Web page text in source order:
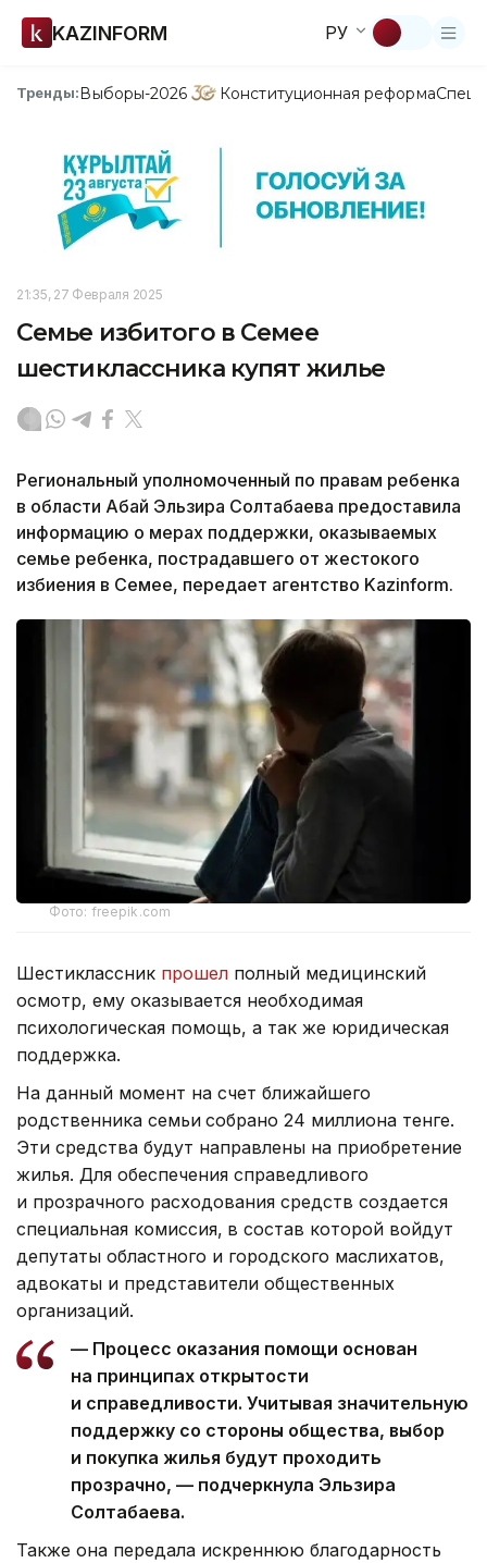
KAZINFORM РУ
Тренды:Выборы-2026 Конституционная реформа
21:35, 27 Февраля 2025
Семье избитого в Семее
шестиклассника купят жилье
Региональный уполномоченный по правам ребенка
в области Абай Эльзира Солтабаева предоставила
информацию о мерах поддержки, оказываемых
семье ребенка, пострадавшего от жестокого
избиения в Семее, передает агентство Kazinform.
Фото: freepik.com
Шестиклассник прошел полный медицинский
осмотр, ему оказывается необходимая
психологическая помощь, а так же юридическая
поддержка.
На данный момент на счет ближайшего
родственника семьи собрано 24 миллиона тенге.
Эти средства будут направлены на приобретение
жилья. Для обеспечения справедливого
и прозрачного расходования средств создается
специальная комиссия, в состав которой войдут
депутаты областного и городского маслихатов,
адвокаты и представители общественных
организаций.
— Процесс оказания помощи основан
на принципах открытости
и справедливости. Учитывая значительную
поддержку со стороны общества, выбор
и покупка жилья будут проходить
прозрачно, — подчеркнула Эльзира
Солтабаева.
Также она передала искреннюю благодарность